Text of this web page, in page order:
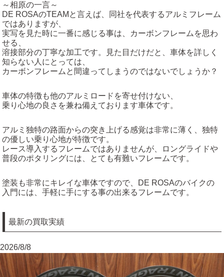
～相原の一言～
DE ROSAのTEAMと言えば、同社を代表するアルミフレーム
ではありますが、
実写を見た時に一番に感じる事は、カーボンフレームを思わ
せる、
溶接部分の丁寧な加工です。見た目だけだと、車体を詳しく
知らない人にとっては、
カーボンフレームと間違ってしまうのではないでしょうか？
車体の特徴も他のアルミロードを寄せ付けない、
乗り心地の良さを兼ね備えております車体です。
アルミ独特の路面からの突き上げる感覚は非常に薄く、独特
の優しい乗り心地が特徴です。
レース導入するフレームではありませんが、ロングライドや
普段のポタリングには、とても有難いフレームです。
塗装も非常にキレイな車体ですので、DE ROSAのバイクの
入門には、手軽に手にする事の出来るフレームです。
最新の買取実績
2026/8/8